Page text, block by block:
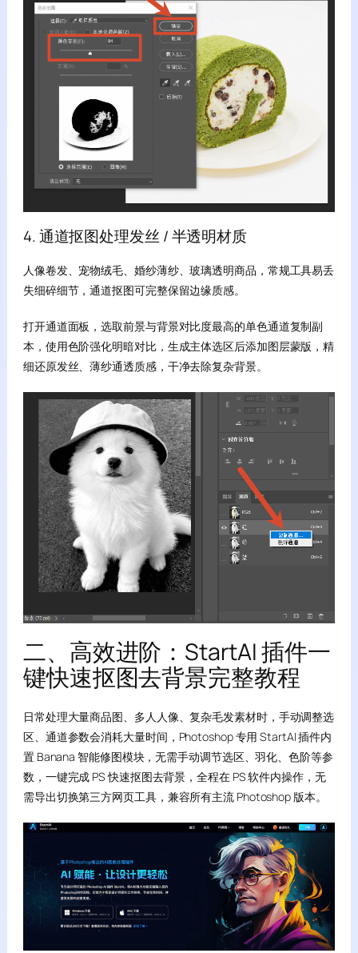
4. 通道抠图处理发丝 / 半透明材质
人像卷发、宠物绒毛、婚纱薄纱、玻璃透明商品，常规工具易丢
失细碎细节，通道抠图可完整保留边缘质感。
打开通道面板，选取前景与背景对比度最高的单色通道复制副
本，使用色阶强化明暗对比，生成主体选区后添加图层蒙版，精
细还原发丝、薄纱通透质感，干净去除复杂背景。
二、高效进阶：StartAI 插件一
键快速抠图去背景完整教程
日常处理大量商品图、多人人像、复杂毛发素材时，手动调整选
区、通道参数会消耗大量时间，Photoshop 专用 StartAI 插件内
置 Banana 智能修图模块，无需手动调节选区、羽化、色阶等参
数，一键完成 PS 快速抠图去背景，全程在 PS 软件内操作，无
需导出切换第三方网页工具，兼容所有主流 Photoshop 版本。